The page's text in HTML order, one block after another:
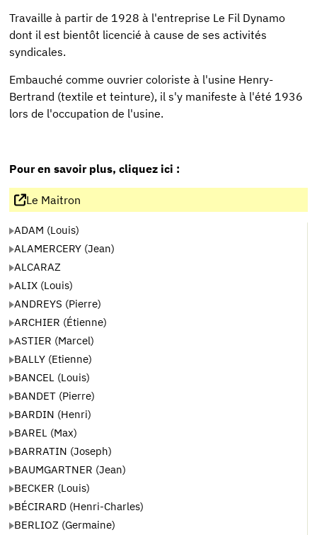
Travaille à partir de 1928 à l'entreprise Le Fil Dynamo
dont il est bientôt licencié à cause de ses activités
syndicales.
Embauché comme ouvrier coloriste à l'usine Henry-
Bertrand (textile et teinture), il s'y manifeste à l'été 1936
lors de l'occupation de l'usine.
Pour en savoir plus, cliquez ici :
Le Maitron
ADAM (Louis)
ALAMERCERY (Jean)
ALCARAZ
ALIX (Louis)
ANDREYS (Pierre)
ARCHIER (Étienne)
ASTIER (Marcel)
BALLY (Etienne)
BANCEL (Louis)
BANDET (Pierre)
BARDIN (Henri)
BAREL (Max)
BARRATIN (Joseph)
BAUMGARTNER (Jean)
BECKER (Louis)
BÉCIRARD (Henri-Charles)
BERLIOZ (Germaine)